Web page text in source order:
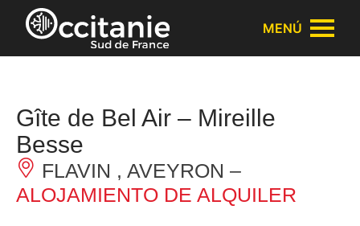
Panel de gestión de cookies
MENÚ
Gîte de Bel Air – Mireille
Besse
FLAVIN , AVEYRON –
ALOJAMIENTO DE ALQUILER